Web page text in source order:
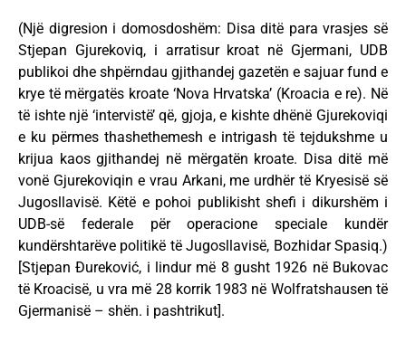
(Një digresion i domosdoshëm: Disa ditë para vrasjes së
Stjepan Gjurekoviq, i arratisur kroat në Gjermani, UDB
publikoi dhe shpërndau gjithandej gazetën e sajuar fund e
krye të mërgatës kroate ‘Nova Hrvatska’ (Kroacia e re). Në
të ishte një ‘intervistë’ që, gjoja, e kishte dhënë Gjurekoviqi
e ku përmes thashethemesh e intrigash të tejdukshme u
krijua kaos gjithandej në mërgatën kroate. Disa ditë më
vonë Gjurekoviqin e vrau Arkani, me urdhër të Kryesisë së
Jugosllavisë. Këtë e pohoi publikisht shefi i dikurshëm i
UDB-së federale për operacione speciale kundër
kundërshtarëve politikë të Jugosllavisë, Bozhidar Spasiq.)
[Stjepan Đureković, i lindur më 8 gusht 1926 në Bukovac
të Kroacisë, u vra më 28 korrik 1983 në Wolfratshausen të
Gjermanisë – shën. i pashtrikut].